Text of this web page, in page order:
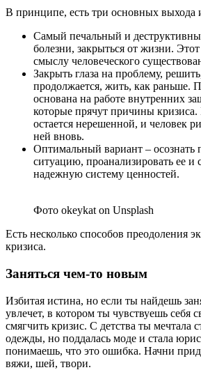
В принципе, есть три основных выхода
Самый печальный и
болезни, закрыться от жизни.
смыслу человеческого
Закрыть глаза на проблему,
продолжается, жить, как раньше.
основана на работе внутренних
которые прячут причины кризиса.
остается нерешенной, и человек
ней вновь.
Оптимальный вариант – осознать
ситуацию, проанализировать ее
надежную систему ценностей.
Фото okeykat on Unsplash
Есть несколько способов преодоления
кризиса.
Заняться чем-то новым
Избитая истина, но если ты найдешь
увлечет, в котором ты чувствуешь себя
смягчить кризис. С детства ты мечтала
одежды, но поддалась моде и стала
понимаешь, что это ошибка. Начни
вяжи, шей, твори.